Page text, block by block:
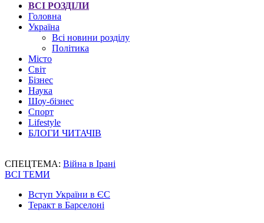
ВСІ РОЗДІЛИ
Головна
Україна
Всі новини розділу
Політика
Місто
Світ
Бізнес
Наука
Шоу-бізнес
Спорт
Lifestyle
БЛОГИ ЧИТАЧІВ
СПЕЦТЕМА: Війна в Ірані
ВСІ ТЕМИ
Вступ України в ЄС
Теракт в Барселоні